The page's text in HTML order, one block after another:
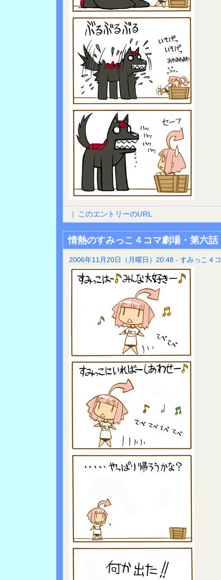
| このエントリーのURL
情熱のすみっこ４コマ劇場・第六
2006年11月20日（月曜日）20:48 - すみっこ４